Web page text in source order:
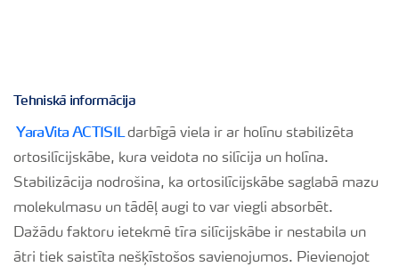
Tehniskā informācija
YaraVita ACTISIL darbīgā viela ir ar holīnu stabilizēta
ortosilīcijskābe, kura veidota no silīcija un holīna.
Stabilizācija nodrošina, ka ortosilīcijskābe saglabā mazu
molekulmasu un tādēļ augi to var viegli absorbēt.
Dažādu faktoru ietekmē tīra silīcijskābe ir nestabila un
ātri tiek saistīta nešķīstošos savienojumos. Pievienojot